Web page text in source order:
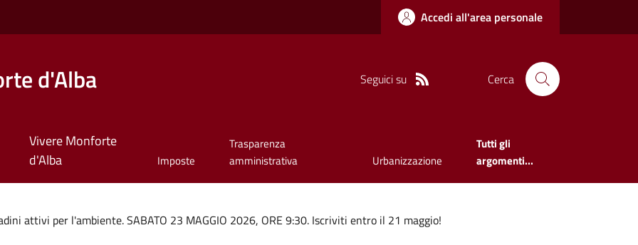
Accedi all'area personale
d'Alba Seguici su Cerca
Vivere Monforte
d'Alba
Imposte
Trasparenza
amministrativa
Urbanizzazione
Tutti gli
argomenti...
attivi per l'ambiente. SABATO 23 MAGGIO 2026, ORE 9:30. Iscriviti entro il 21 maggio!